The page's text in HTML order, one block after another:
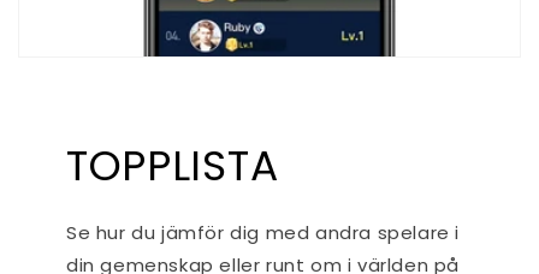
TOPPLISTA
Se hur du jämför dig med andra spelare i
din gemenskap eller runt om i världen på